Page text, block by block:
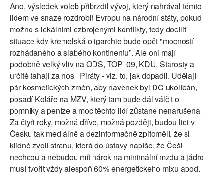
Ano, výsledek voleb přibrzdil vývoj, který nahrával těmto
lidem ve snaze rozdrobit Evropu na národní státy, pokud
možno s lokálními ozbrojenými konflikty, tedy docílit
situace kdy kremelská oligarchie bude opět "mocností
rozhádaného a slabého kontinentu”. Ale oni mají
podobně velký vliv na ODS, TOP 09, KDU, Starosty a
určitě tahají za nos i Piráty - viz. to, jak dopadli. Udělají
pár kosmetických změn, aby navenek byl DC ukolíbán,
posadí Koláře na MZV, který tam bude dál válčit o
pomníky a peníze a moc těchto lidí zůstane nenarušena.
Za čtyři roky, možná dříve, možná později, budou lidi v
Česku tak mediálně a dezinformačně zpitomělí, že si
klidně zvolí stranu, která do ústavy napíše, že Češi
nechcou a nebudou mít nárok na minimální mzdu a jádro
musí tvořit vždy alespoň 60% energetickeho mixu apod.